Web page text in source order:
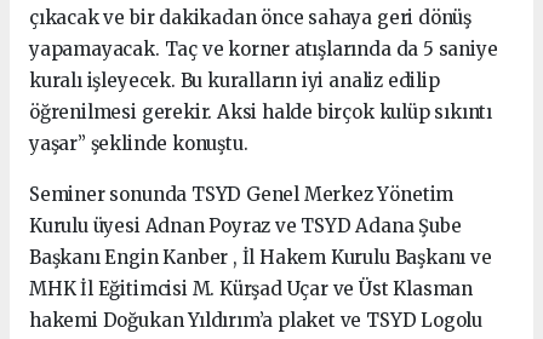
çıkacak ve bir dakikadan önce sahaya geri dönüş
yapamayacak. Taç ve korner atışlarında da 5 saniye
kuralı işleyecek. Bu kuralların iyi analiz edilip
öğrenilmesi gerekir. Aksi halde birçok kulüp sıkıntı
yaşar” şeklinde konuştu.
Seminer sonunda TSYD Genel Merkez Yönetim
Kurulu üyesi Adnan Poyraz ve TSYD Adana Şube
Başkanı Engin Kanber , İl Hakem Kurulu Başkanı ve
MHK İl Eğitimcisi M. Kürşad Uçar ve Üst Klasman
hakemi Doğukan Yıldırım’a plaket ve TSYD Logolu